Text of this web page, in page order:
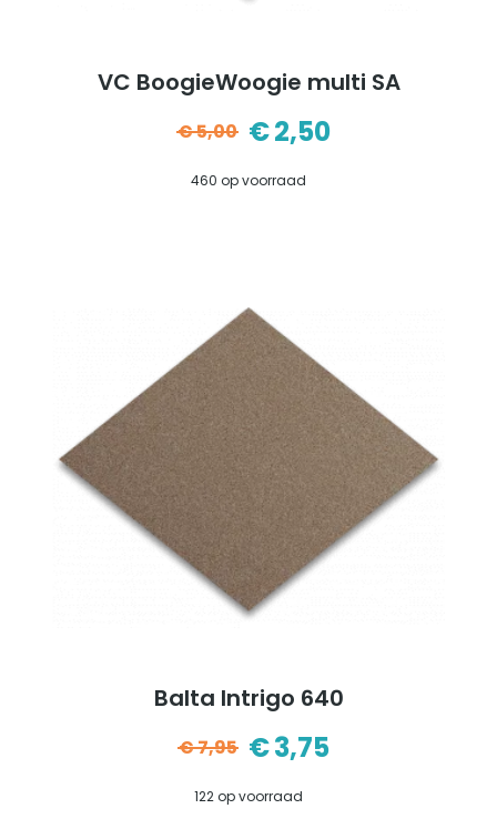
VC BoogieWoogie multi SA
€5,00
Oorspronkelijke
prijs
€2,50
Huidige
prijs
460 op voorraad
Balta Intrigo 640
€7,95
Oorspronkelijke
prijs
€3,75
Huidige
prijs
122 op voorraad